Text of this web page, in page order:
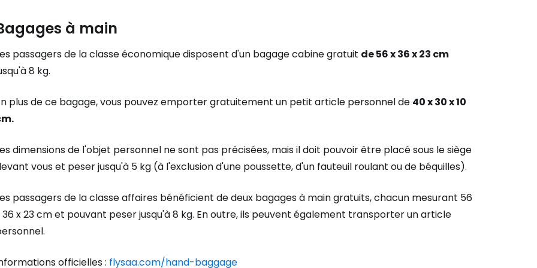
à main
passagers de la classe économique disposent d'un bagage cabine gratuit de 56 x 36 x 23 cm
8 kg.
plus de ce bagage, vous pouvez emporter gratuitement un petit article personnel de 40 x 30 x 10
dimensions de l'objet personnel ne sont pas précisées, mais il doit pouvoir être placé sous le siège
vous et peser jusqu'à 5 kg (à l'exclusion d'une poussette, d'un fauteuil roulant ou de béquilles).
passagers de la classe affaires bénéficient de deux bagages à main gratuits, chacun mesurant 56
36 x 23 cm et pouvant peser jusqu'à 8 kg. En outre, ils peuvent également transporter un article
officielles : flysaa.com/hand-baggage
Se connecter à Cestee
... la communauté mondiale des voyageurs
Continuer avec Google